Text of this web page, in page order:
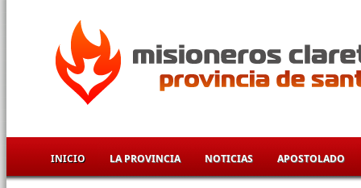
INICIO LA PROVINCIA NOTICIAS APOSTOLADO